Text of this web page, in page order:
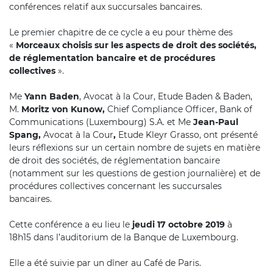
conférences relatif aux succursales bancaires.
Le premier chapitre de ce cycle a eu pour thème des
« Morceaux choisis sur les aspects de droit des sociétés,
de réglementation bancaire et de procédures
collectives ».
Me Yann Baden, Avocat à la Cour, Etude Baden & Baden,
M. Moritz von Kunow, Chief Compliance Officer, Bank of
Communications (Luxembourg) S.A. et Me Jean-Paul
Spang, Avocat à la Cour, Etude Kleyr Grasso, ont présenté
leurs réflexions sur un certain nombre de sujets en matière
de droit des sociétés, de réglementation bancaire
(notamment sur les questions de gestion journalière) et de
procédures collectives concernant les succursales
bancaires.
Cette conférence a eu lieu le jeudi 17 octobre 2019 à
18h15 dans l’auditorium de la Banque de Luxembourg.
Elle a été suivie par un dîner au Café de Paris.